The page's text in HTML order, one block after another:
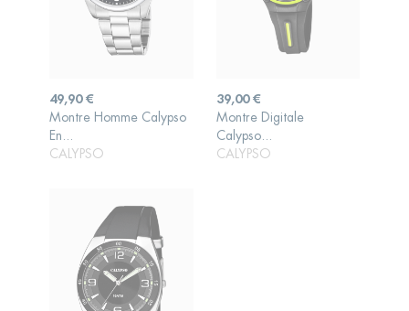
Prix
49,90 €
Montre Homme Calypso
En...
CALYPSO
AJOUTER AU
Prix
39,00 €
Montre Digitale
Calypso...
CALYPSO
AJOUTER AU
PANIER